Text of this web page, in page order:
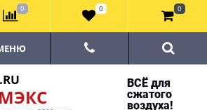
ВСЁ для
сжатого
воздуха!
0 0 0